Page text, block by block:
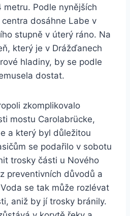
Podle nynějších
dosáhne Labe v
stupně v úterý ráno. Na
který je v Drážďanech
hladiny, by se podle
dostat.
zkomplikovalo
mostu Carolabrücke,
a který byl důležitou
se podařilo v sobotu
trosky části u Nového
preventivních důvodů a
se tak může rozlévat
aniž by jí trosky bránily.